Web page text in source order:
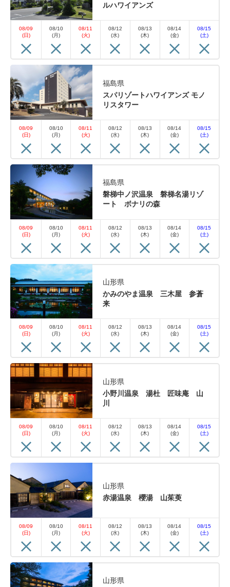
ルハワイアンズ
08/09
(日)
08/10
(月)
08/11
(火)
08/12
(水)
08/13
(木)
08/14
(金)
08/15
(土)
福島県
スパリゾートハワイアンズ モノ
リスタワー
08/09
(日)
08/10
(月)
08/11
(火)
08/12
(水)
08/13
(木)
08/14
(金)
08/15
(土)
福島県
磐梯中ノ沢温泉 磐梯名湯リゾ
ート ボナリの森
08/09
(日)
08/10
(月)
08/11
(火)
08/12
(水)
08/13
(木)
08/14
(金)
08/15
(土)
山形県
かみのやま温泉 三木屋 参蒼
来
08/09
(日)
08/10
(月)
08/11
(火)
08/12
(水)
08/13
(木)
08/14
(金)
08/15
(土)
山形県
小野川温泉 湯杜 匠味庵 山
川
08/09
(日)
08/10
(月)
08/11
(火)
08/12
(水)
08/13
(木)
08/14
(金)
08/15
(土)
山形県
赤湯温泉 櫻湯 山茱萸
08/09
(日)
08/10
(月)
08/11
(火)
08/12
(水)
08/13
(木)
08/14
(金)
08/15
(土)
山形県